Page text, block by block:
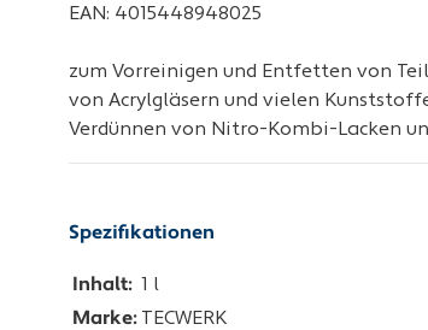
EAN: 4015448948025
zum Vorreinigen und Entfetten von
von Acrylgläsern und vielen
Verdünnen von Nitro-Kombi-Lacken
Spezifikationen
Inhalt:
1 l
Marke:
TECWERK